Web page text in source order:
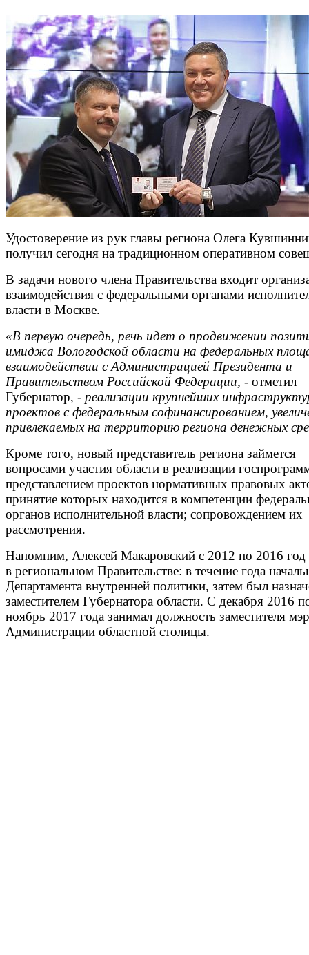
Удостоверение из рук главы региона Олега
получил сегодня на традиционном оперативном
В задачи нового члена Правительства входит
взаимодействия с федеральными органами
власти в Москве.
«В первую очередь, речь идет о продвижении
имиджа Вологодской области на федеральных
взаимодействии с Администрацией Президента и
Правительством Российской Федерации, - отметил
Губернатор, - реализации крупнейших
проектов с федеральным софинансированием,
привлекаемых на территорию региона денежных
Кроме того, новый представитель региона займется
вопросами участия области в реализации
представлением проектов нормативных правовых
принятие которых находится в компетенции
органов исполнительной власти; сопровождением их
рассмотрения.
Напомним, Алексей Макаровский с 2012 по 2016 год
в региональном Правительстве: в течение года
Департамента внутренней политики, затем был
заместителем Губернатора области. С декабря 2016
ноябрь 2017 года занимал должность заместителя
Администрации областной столицы.